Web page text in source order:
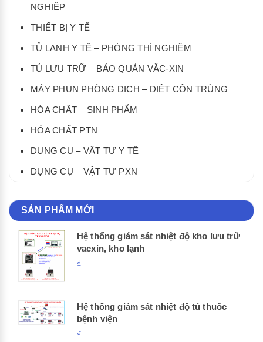
NGHIỆP
THIẾT BỊ Y TẾ
TỦ LẠNH Y TẾ – PHÒNG THÍ NGHIỆM
TỦ LƯU TRỮ – BẢO QUẢN VẮC-XIN
MÁY PHUN PHÒNG DỊCH – DIỆT CÔN TRÙNG
HÓA CHẤT – SINH PHẨM
HÓA CHẤT PTN
DỤNG CỤ – VẬT TƯ Y TẾ
DỤNG CỤ – VẬT TƯ PXN
SẢN PHẨM MỚI
Hệ thống giám sát nhiệt độ kho lưu trữ
vacxin, kho lạnh
₫
Hệ thống giám sát nhiệt độ tủ thuốc
bệnh viện
₫